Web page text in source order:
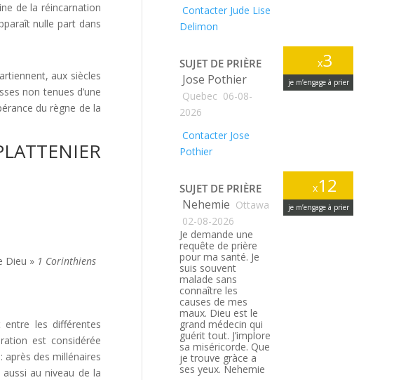
de la réincarnation
nulle part dans
aux siècles
non tenues d’une
du règne de la
Dieu » 1 Corinthiens
entre les différentes
est considérée
après des millénaires
au niveau de la
Contacter Jude Lise
Delimon
x3
je m’engage à prier
SUJET DE PRIÈRE
Jose Pothier
Quebec 06-08-
2026
Contacter Jose
Pothier
x12
je m’engage à prier
SUJET DE PRIÈRE
Nehemie Ottawa
02-08-2026
Je demande une
requête de prière
pour ma santé. Je
suis souvent
malade sans
connaître les
causes de mes
maux. Dieu est le
grand médecin qui
guérit tout. J’implore
sa miséricorde. Que
je trouve gràce a
ses yeux. Nehemie